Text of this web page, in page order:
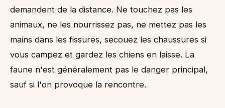
demandent de la distance. Ne touchez pas les
animaux, ne les nourrissez pas, ne mettez pas les
mains dans les fissures, secouez les chaussures si
vous campez et gardez les chiens en laisse. La
faune n'est généralement pas le danger principal,
sauf si l'on provoque la rencontre.